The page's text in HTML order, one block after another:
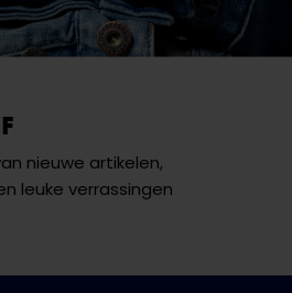
nieuwe artikelen,
leuke verrassingen